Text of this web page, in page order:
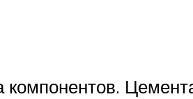
компонентов.